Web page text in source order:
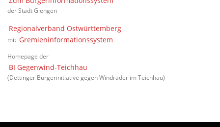
der Stadt Giengen
Regionalverband Ostwürttemberg
mit Gremieninformationssystem
Homepage der
BI Gegenwind-Teichhau
(Dettinger Bürgerinitiative gegen Windräder im Teichhau)